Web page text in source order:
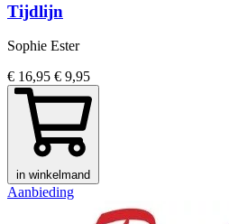
Tijdlijn
Sophie Ester
€ 16,95 € 9,95
in winkelmand
Aanbieding